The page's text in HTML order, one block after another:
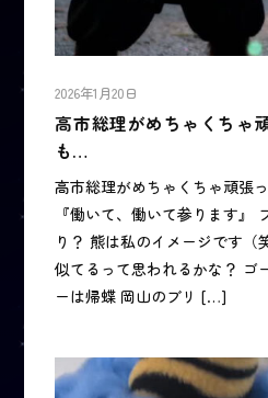
2026年1月20日
高市総理がめちゃくちゃ
も…
高市総理がめちゃくちゃ頑張
『働いて、働いて参ります』
り？ 熊は私のイメージです（
似てるって思われるかな？ ゴ
ーは帰蝶 岡山のブリ […]